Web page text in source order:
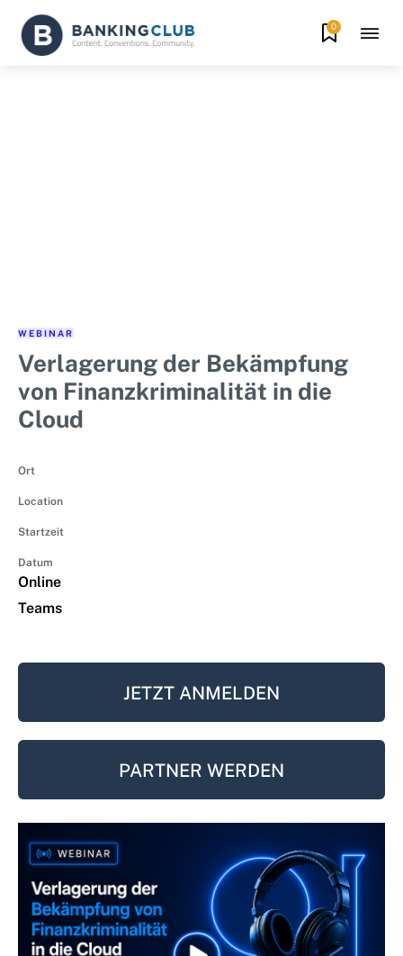
0
WEBINAR
Verlagerung der Bekämpfung
von Finanzkriminalität in die
Cloud
Ort
Location
Startzeit
Datum
Online
Teams
JETZT ANMELDEN
PARTNER WERDEN